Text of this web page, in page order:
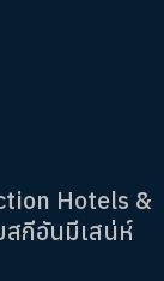
Hotels &
สกีอันมีเสน่ห์